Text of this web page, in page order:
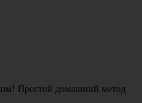
Простой домашний метод